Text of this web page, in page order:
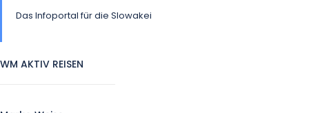
Das Infoportal für die Slowakei
WM AKTIV REISEN